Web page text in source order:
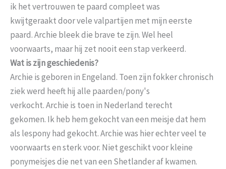
ik het vertrouwen te paard compleet was
kwijtgeraakt door vele valpartijen met mijn eerste
paard. Archie bleek die brave te zijn. Wel heel
voorwaarts, maar hij zet nooit een stap verkeerd.
Wat is zijn geschiedenis?
Archie is geboren in Engeland. Toen zijn fokker chronisch
ziek werd heeft hij alle paarden/pony's
verkocht. Archie is toen in Nederland terecht
gekomen. Ik heb hem gekocht van een meisje dat hem
als lespony had gekocht. Archie was hier echter veel te
voorwaarts en sterk voor. Niet geschikt voor kleine
ponymeisjes die net van een Shetlander af kwamen.